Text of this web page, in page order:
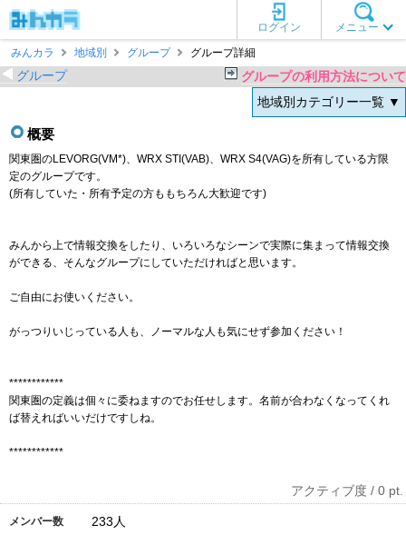
メニュー
ログイン
みんカラ
地域別 グループ グループ詳細
グループ
グループの利用方法について
地域別カテゴリー一覧 ▼
概要
関東圏のLEVORG(VM*)、WRX STI(VAB)、WRX S4(VAG)を所有している方限
定のグループです。
(所有していた・所有予定の方ももちろん大歓迎です)
みんから上で情報交換をしたり、いろいろなシーンで実際に集まって情報交換
ができる、そんなグループにしていただければと思います。
ご自由にお使いください。
がっつりいじっている人も、ノーマルな人も気にせず参加ください！
************
関東圏の定義は個々に委ねますのでお任せします。名前が合わなくなってくれ
ば替えればいいだけですしね。
************
アクティブ度 / 0 pt.
メンバー数 233 人